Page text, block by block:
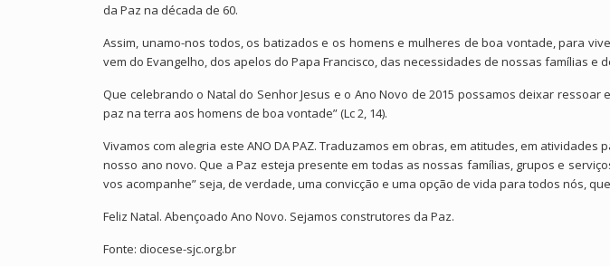
da Paz na década de 60.
Assim, unamo-nos todos, os batizados e os homens e mulheres de boa vontade, para
vem do Evangelho, dos apelos do Papa Francisco, das necessidades de nossas famílias e
Que celebrando o Natal do Senhor Jesus e o Ano Novo de 2015 possamos deixar
paz na terra aos homens de boa vontade” (Lc 2, 14).
Vivamos com alegria este ANO DA PAZ. Traduzamos em obras, em atitudes, em
nosso ano novo. Que a Paz esteja presente em todas as nossas famílias, grupos e
vos acompanhe” seja, de verdade, uma convicção e uma opção de vida para todos nós,
Feliz Natal. Abençoado Ano Novo. Sejamos construtores da Paz.
Fonte: diocese-sjc.org.br